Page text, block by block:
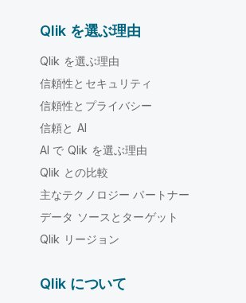
Qlik を選ぶ理由
Qlik を選ぶ理由
信頼性とセキュリティ
信頼性とプライバシー
信頼と AI
AI で Qlik を選ぶ理由
Qlik との比較
主なテクノロジー パートナー
データ ソースとターゲット
Qlik リージョン
Qlik について